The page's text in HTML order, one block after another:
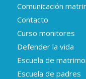
Comunicación
Contacto
Curso monitores
Defender la vida
Escuela de
Escuela de padres